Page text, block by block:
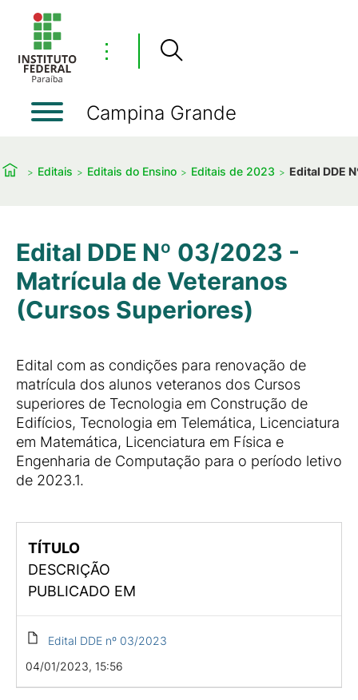
⋮
Campina Grande
Editais Editais do Ensino Editais de 2023 Edital DDE
Edital DDE Nº 03/2023 -
Matrícula de Veteranos
(Cursos Superiores)
Edital com as condições para renovação de
matrícula dos alunos veteranos dos Cursos
superiores de Tecnologia em Construção de
Edifícios, Tecnologia em Telemática, Licenciatura
em Matemática, Licenciatura em Física e
Engenharia de Computação para o período letivo
de 2023.1.
TÍTULO
DESCRIÇÃO
PUBLICADO EM
Edital DDE nº 03/2023
04/01/2023, 15:56